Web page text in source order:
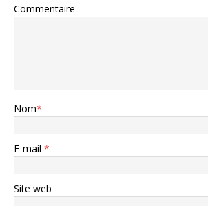
Commentaire
Nom*
E-mail *
Site web